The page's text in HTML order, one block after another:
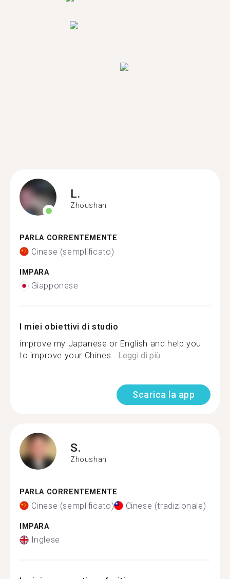
L.
Zhoushan
PARLA CORRENTEMENTE
Cinese (semplificato)
IMPARA
Giapponese
I miei obiettivi di studio
improve my Japanese or English and help you
to improve your Chines...Leggi di più
Scarica la app
S.
Zhoushan
PARLA CORRENTEMENTE
Cinese (semplificato) Cinese (tradizionale)
IMPARA
Inglese